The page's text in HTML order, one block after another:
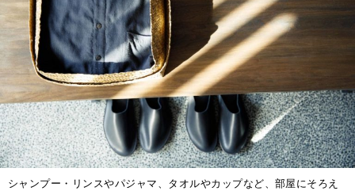
シャンプー・リンスやパジャマ、タオルやカップなど、部屋にそろえ